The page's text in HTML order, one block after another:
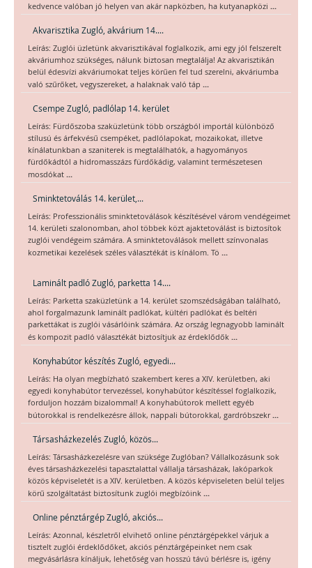
kedvence valóban jó helyen van akár napközben, ha kutyanapközi ...
Akvarisztika Zugló, akvárium 14....
Leírás: Zuglói üzletünk akvarisztikával foglalkozik, ami egy jól felszerelt
akváriumhoz szükséges, nálunk biztosan megtalálja! Az akvarisztikán
belül édesvízi akváriumokat teljes körűen fel tud szerelni, akváriumba
való szűrőket, vegyszereket, a halaknak való táp ...
Csempe Zugló, padlólap 14. kerület
Leírás: Fürdőszoba szaküzletünk több országból importál különböző
stílusú és árfekvésű csempéket, padlólapokat, mozaikokat, illetve
kínálatunkban a szaniterek is megtalálhatók, a hagyományos
fürdőkádtól a hidromasszázs fürdőkádig, valamint természetesen
mosdókat ...
Sminktetoválás 14. kerület,...
Leírás: Professzionális sminktetoválások készítésével várom vendégeimet
14. kerületi szalonomban, ahol többek közt ajaktetoválást is biztosítok
zuglói vendégeim számára. A sminktetoválások mellett színvonalas
kozmetikai kezelések széles választékát is kínálom. Tö ...
Laminált padló Zugló, parketta 14....
Leírás: Parketta szaküzletünk a 14. kerület szomszédságában található,
ahol forgalmazunk laminált padlókat, kültéri padlókat és beltéri
parkettákat is zuglói vásárlóink számára. Az ország legnagyobb laminált
és kompozit padló választékát biztosítjuk az érdeklődők ...
Konyhabútor készítés Zugló, egyedi...
Leírás: Ha olyan megbízható szakembert keres a XIV. kerületben, aki
egyedi konyhabútor tervezéssel, konyhabútor készítéssel foglalkozik,
forduljon hozzám bizalommal! A konyhabútorok mellett egyéb
bútorokkal is rendelkezésre állok, nappali bútorokkal, gardróbszekr...
Társasházkezelés Zugló, közös...
Leírás: Társasházkezelésre van szüksége Zuglóban? Vállalkozásunk sok
éves társasházkezelési tapasztalattal vállalja társasházak, lakóparkok
közös képviseletét is a XIV. kerületben. A közös képviseleten belül teljes
körű szolgáltatást biztosítunk zuglói megbízóink ...
Online pénztárgép Zugló, akciós...
Leírás: Azonnal, készletről elvihető online pénztárgépekkel várjuk a
tisztelt zuglói érdeklődőket, akciós pénztárgépeinket nem csak
megvásárlásra kínáljuk, lehetőség van hosszú távú bérlésre is, igény